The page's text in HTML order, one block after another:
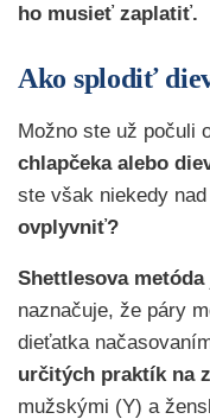
ho musieť zaplatiť.
Ako splodiť
Možno ste už počuli
chlapčeka alebo
ste však niekedy
ovplyvniť?
Shettlesova metóda
naznačuje, že páry
dieťatka
určitých praktík na
mužskými (Y) a